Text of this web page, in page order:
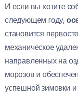
И если вы хотите
следующем году,
становится
механическое
направленных на
морозов и
успешной зимовки и